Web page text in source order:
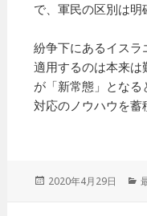
で、軍民の区別は明
紛争下にあるイス
適用するのは本来
が「新常態」とな
対応のノウハウを蓄
投
2020年4月29日